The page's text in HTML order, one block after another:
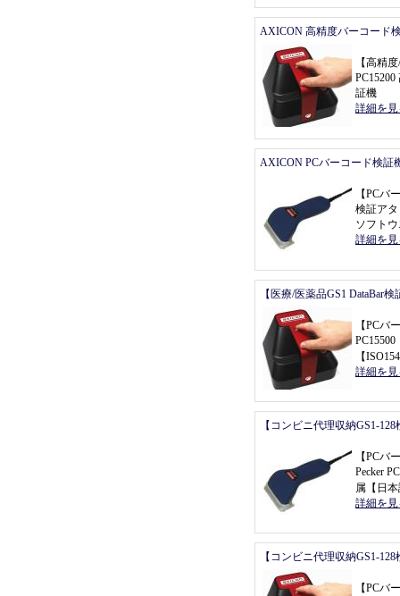
AXICON 高精度バーコード
【高精
証機
詳細を
AXICON PCバーコード検証
【PCバ
検証ア
ソフト
詳細を
【医療/医薬品GS1 DataBar
【PCバ
【
詳細を
【コンビニ代理収納GS1-
【PCバ
Pecker
属 【 日
詳細を
【コンビニ代理収納GS1-
【PCバ